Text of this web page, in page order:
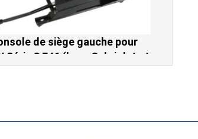
de siège gauche pour
Série 3 E46 (hors Cabriolet et
et BMW X3 E83 (2004-2010)